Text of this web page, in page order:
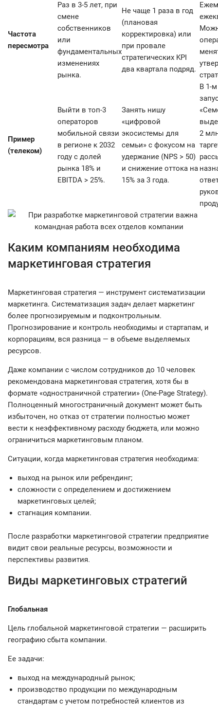
Частота
пересмотра
Раз в 3-5 лет, при
смене
собственников
или
фундаментальных
изменениях
рынка.
Не чаще 1 раза в год
(плановая
корректировка) или
при провале
стратегических KPI
два квартала подряд.
Пример
(телеком)
Выйти в топ-3
операторов
мобильной связи
в регионе к 2032
году с долей
рынка 18% и
EBITDA > 25%.
Занять нишу
«цифровой
экосистемы для
семьи» с фокусом на
удержание (NPS > 50)
и снижение оттока на
15% за 3 года.
В 1-
2
Каким компаниям необходима
маркетинговая стратегия
Маркетинговая стратегия — инструмент систематизации
маркетинга. Систематизация задач делает маркетинг
более прогнозируемым и подконтрольным.
Прогнозирование и контроль необходимы и стартапам, и
корпорациям, вся разница — в объеме выделяемых
ресурсов.
Даже компании с числом сотрудников до 10 человек
рекомендована маркетинговая стратегия, хотя бы в
формате «одностраничной стратегии» (One-Page Strategy).
Полноценный многостраничный документ может быть
избыточен, но отказ от стратегии полностью может
вести к неэффективному расходу бюджета, или можно
ограничиться маркетинговым планом.
Ситуации, когда маркетинговая стратегия необходима:
выход на рынок или ребрендинг;
сложности с определением и достижением
маркетинговых целей;
стагнация компании.
После разработки маркетинговой стратегии предприятие
видит свои реальные ресурсы, возможности и
перспективы развития.
Виды маркетинговых стратегий
Глобальная
Цель глобальной маркетинговой стратегии — расширить
географию сбыта компании.
Ее задачи:
выход на международный рынок;
производство продукции по международным
стандартам с учетом потребностей клиентов из